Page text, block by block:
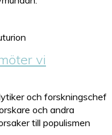
vi
och forskningschef
och andra
till populismen